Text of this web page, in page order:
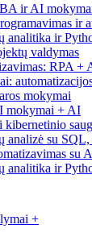
ir AI
ir
analitika ir
valdymas
RPA +
mokymai
mokymai + AI
kibernetinio
analizė su
su
analitika ir
+